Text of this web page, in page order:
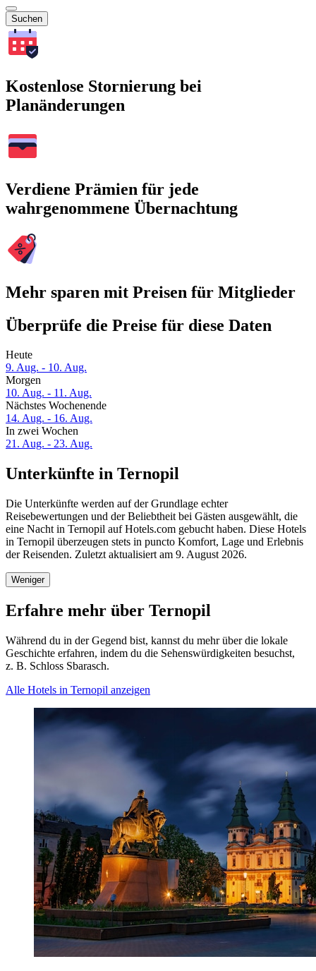
Suchen
Kostenlose Stornierung bei
Planänderungen
Verdiene Prämien für jede
wahrgenommene Übernachtung
Mehr sparen mit Preisen für Mitglieder
Überprüfe die Preise für diese Daten
Heute
9. Aug. - 10. Aug.
Morgen
10. Aug. - 11. Aug.
Nächstes Wochenende
14. Aug. - 16. Aug.
In zwei Wochen
21. Aug. - 23. Aug.
Unterkünfte in Ternopil
Die Unterkünfte werden auf der Grundlage echter
Reisebewertungen und der Beliebtheit bei Gästen ausgewählt, die
eine Nacht in Ternopil auf Hotels.com gebucht haben. Diese Hotels
in Ternopil überzeugen stets in puncto Komfort, Lage und Erlebnis
der Reisenden. Zuletzt aktualisiert am 9. August 2026.
Weniger
Erfahre mehr über Ternopil
Während du in der Gegend bist, kannst du mehr über die lokale
Geschichte erfahren, indem du die Sehenswürdigkeiten besuchst,
z. B. Schloss Sbarasch.
Alle Hotels in Ternopil anzeigen